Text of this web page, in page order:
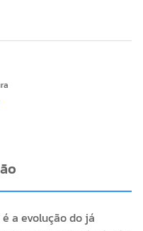
a evolução do já